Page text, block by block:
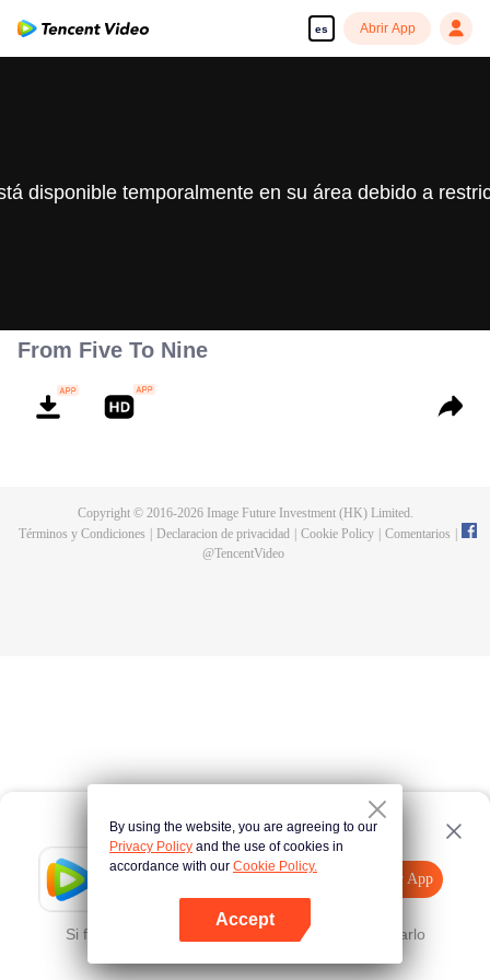
es Abrir App
Tencent Video
Abrir App
Si falla, por favor Haz clic aquí y vuelve a intentarlo
disponible temporalmente en su área debido a
From Five To Nine
Copyright © 2016-2026Image Future Investment (HK) Limited.
Términos y Condiciones
Declaracion de privacidad Cookie Policy Comentarios
@TencentVideo
By using the website, you are agreeing to our
Privacy Policy and the use of cookies in
accordance with our Cookie Policy.
Accept